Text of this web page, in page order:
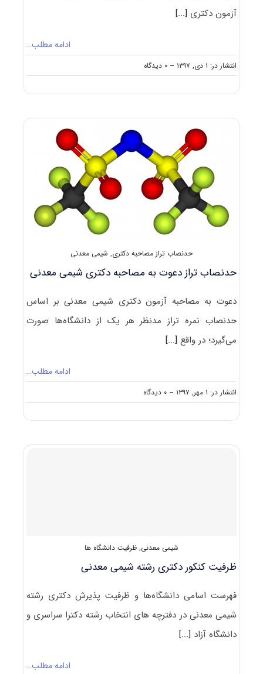
آزمون دکتری [...]
ادامه مطلب…
انتشار در: ۱ دی, ۱۳۹۷ -- ۰ دیدگاه
on
دانلود
۹۸
شیمی
معدنی
کد
حدنصاب تراز مصاحبه دکتری, شیمی معدنی
حدنصاب تراز دعوت به مصاحبه دکتری شیمی معدنی
دعوت به مصاحبه آزمون دکتری شیمی معدنی بر اساس
حدنصاب نمره تراز مدنظر هر یک از دانشگاه‌ها صورت
می‌گیرد؛ در واقع[...]
ادامه مطلب…
انتشار در: ۱ مهر, ۱۳۹۷ -- ۰ دیدگاه
on
حدنصاب
مصاحبه
شیمی معدنی, ظرفیت دانشگاه ها
ظرفیت کنکور دکتری رشته شیمی معدنی
فهرست اسامی دانشگاه‌ها و ظرفیت پذیرش دکتری رشته
شیمی معدنی در دفترچه های انتخاب رشته دکترا سراسری و
دانشگاه آزاد [...]
ادامه مطلب…